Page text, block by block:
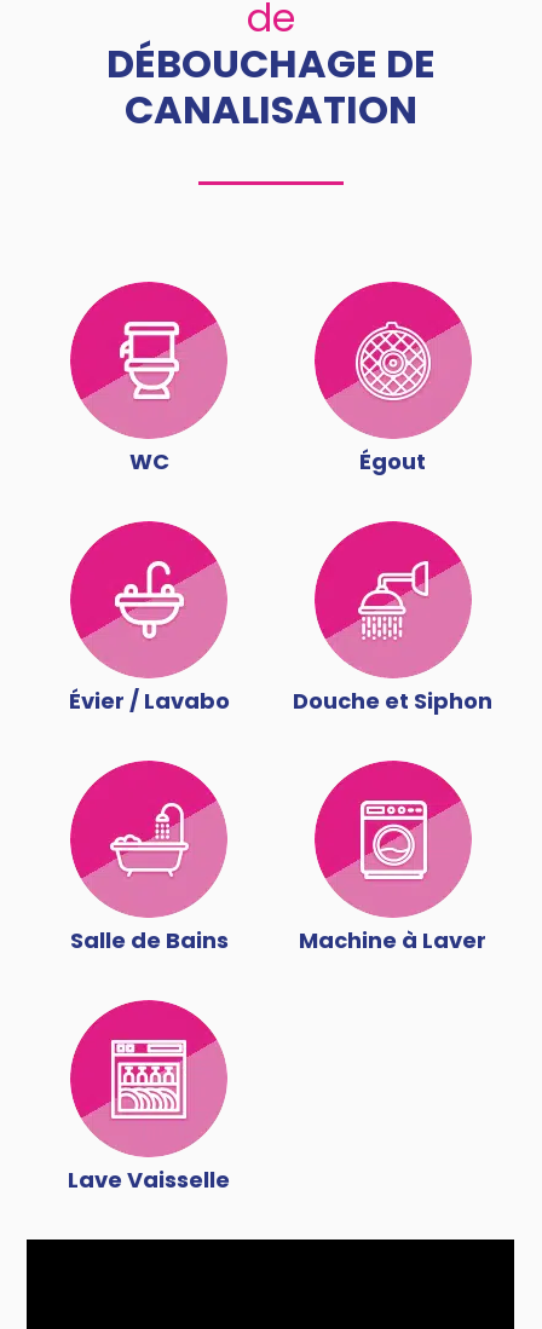
de
DÉBOUCHAGE DE
CANALISATION
WC Égout
Évier / Lavabo Douche et Siphon
Salle de Bains Machine à Laver
Lave Vaisselle